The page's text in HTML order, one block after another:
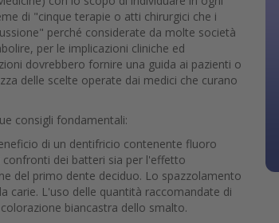
di "cinque terapie o atti chirurgici che i
perché considerate da molte società
per le implicazioni cliniche ed
dovrebbero fornire una guida ai pazienti o
delle scelte operate dai medici che curano
consigli fondamentali:
di un dentifricio contenente fluoro
dei batteri sia per l'effetto
del primo dente deciduo. Lo spazzolamento
carie. L'uso delle quantità raccomandate di
biancastra dello smalto.